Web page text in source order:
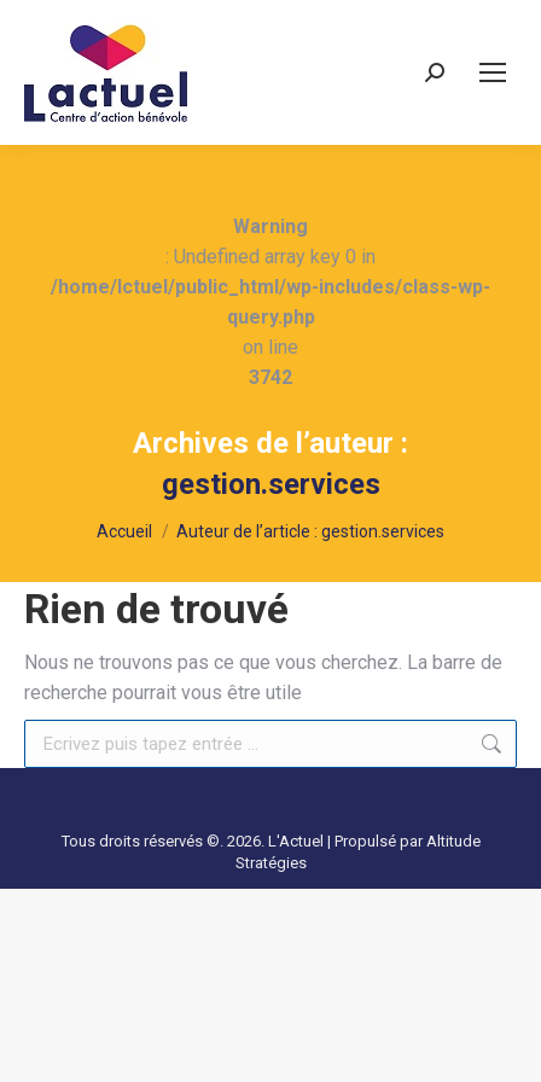
Recherche
Warning
: Undefined array key 0 in
/home/lctuel/public_html/wp-includes/class-wp-
query.php
on line
3742
Archives de l’auteur :
gestion.services
Vous êtes ici :
Accueil Auteur de l’article : gestion.services
Rien de trouvé
Nous ne trouvons pas ce que vous cherchez. La barre de
recherche pourrait vous être utile
Recherche
Tous droits réservés ©. 2026. L'Actuel | Propulsé par Altitude
Stratégies